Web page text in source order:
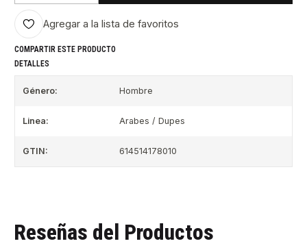
Agregar a la lista de favoritos
COMPARTIR ESTE PRODUCTO
DETALLES
Género: Hombre
Linea: Arabes / Dupes
GTIN: 614514178010
Reseñas del Productos